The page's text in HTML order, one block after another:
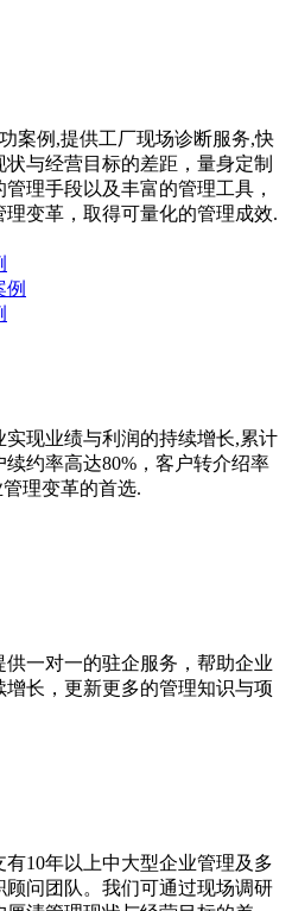
案例,提供工厂现场诊断服务,快
与经营目标的差距，量身定制
理手段以及丰富的管理工具，
变革，取得可量化的管理成效.
例
现业绩与利润的持续增长,累计
约率高达80%，客户转介绍率
理变革的首选.
一对一的驻企服务，帮助企业
长，更新更多的管理知识与项
10年以上中大型企业管理及多
问团队。我们可通过现场调研